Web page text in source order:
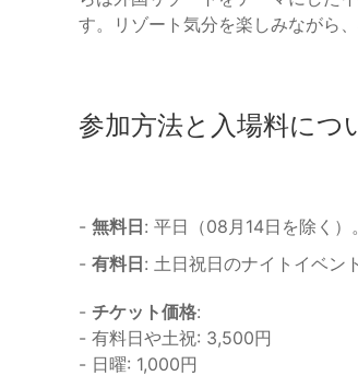
す。リゾート気分を楽しみながら
参加方法と入場料につ
- 無料日: 平日（08月14日を除く）。
- 有料日: 土日祝日のナイトイベン
- チケット価格:
- 有料日や土祝: 3,500円
- 日曜: 1,000円